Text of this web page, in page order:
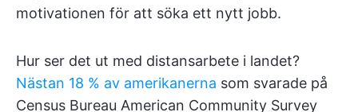
motivationen för att söka ett nytt jobb.
Hur ser det ut med distansarbete i landet?
Nästan 18 % av amerikanerna som svarade på
Census Bureau American Community Survey